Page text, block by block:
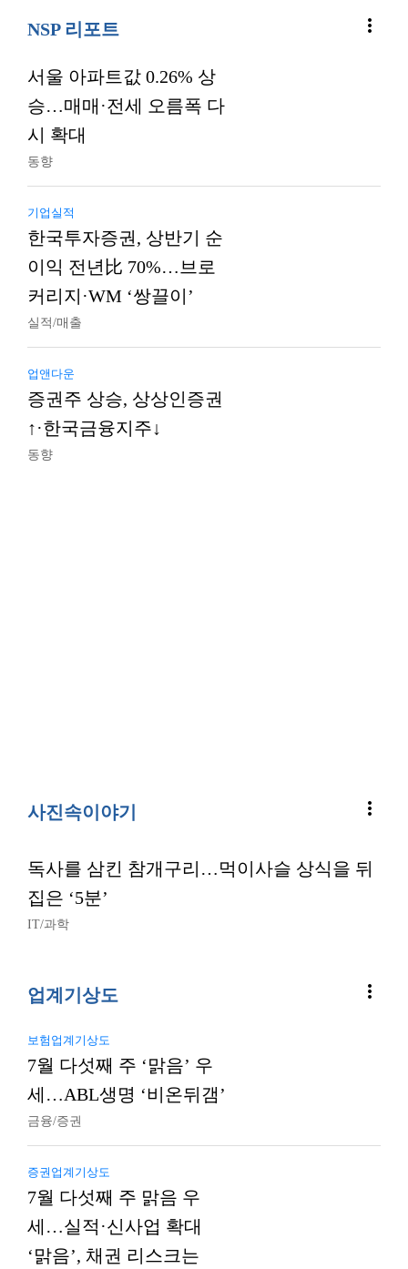
NSP 리포트 more_vert
서울 아파트값 0.26% 상
승…매매·전세 오름폭 다
시 확대
동향
기업실적
한국투자증권, 상반기 순
이익 전년比 70%…브로
커리지·WM ‘쌍끌이’
실적/매출
업앤다운
증권주 상승, 상상인증권
↑·한국금융지주↓
동향
사진속이야기 more_vert
독사를 삼킨 참개구리…먹이사슬 상식을 뒤
집은 ‘5분’
IT/과학
업계기상도 more_vert
보험업계기상도
7월 다섯째 주 ‘맑음’ 우
세…ABL생명 ‘비온뒤갬’
금융/증권
증권업계기상도
7월 다섯째 주 맑음 우
세…실적·신사업 확대
‘맑음’, 채권 리스크는